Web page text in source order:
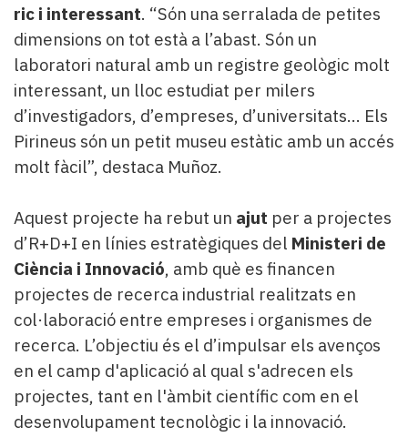
ric i interessant. “Són una serralada de petites
dimensions on tot està a l’abast. Són un
laboratori natural amb un registre geològic molt
interessant, un lloc estudiat per milers
d’investigadors, d’empreses, d’universitats... Els
Pirineus són un petit museu estàtic amb un accés
molt fàcil”, destaca Muñoz.
Aquest projecte ha rebut un ajut per a projectes
d’R+D+I en línies estratègiques del Ministeri de
Ciència i Innovació, amb què es financen
projectes de recerca industrial realitzats en
col·laboració entre empreses i organismes de
recerca. L’objectiu és el d’impulsar els avenços
en el camp d'aplicació al qual s'adrecen els
projectes, tant en l'àmbit científic com en el
desenvolupament tecnològic i la innovació.